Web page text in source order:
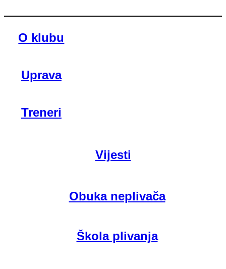
O klubu
Uprava
Treneri
Vijesti
Obuka neplivača
Škola plivanja